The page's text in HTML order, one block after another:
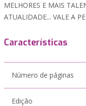
MELHORES E MAIS
ATUALIDADE... VALE A
Características
Número de páginas
Edição